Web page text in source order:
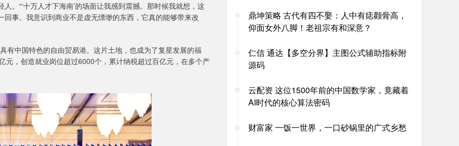
。“‘十万人才下海南’的场面让我感到震撼。那时候我就想，这
事。我意识到商业不是虚无缥缈的东西，它真的能够带来改
有中国特色的自由贸易港。这片土地，也成为了复星发展的福
元，创造就业岗位超过6000个，累计纳税超过百亿元，在多个产
鼎坤策略 古代有四不娶：人中有痣颧骨高，
仰面女外八脚！老祖宗有和深意？
仁信 通达【多空分界】主图公式辅助指标附
源码
云配资 这位1500年前的中国数学家，竟藏着
AI时代的核心算法密码
财富家 一饭一世界，一口砂锅里的广式乡愁